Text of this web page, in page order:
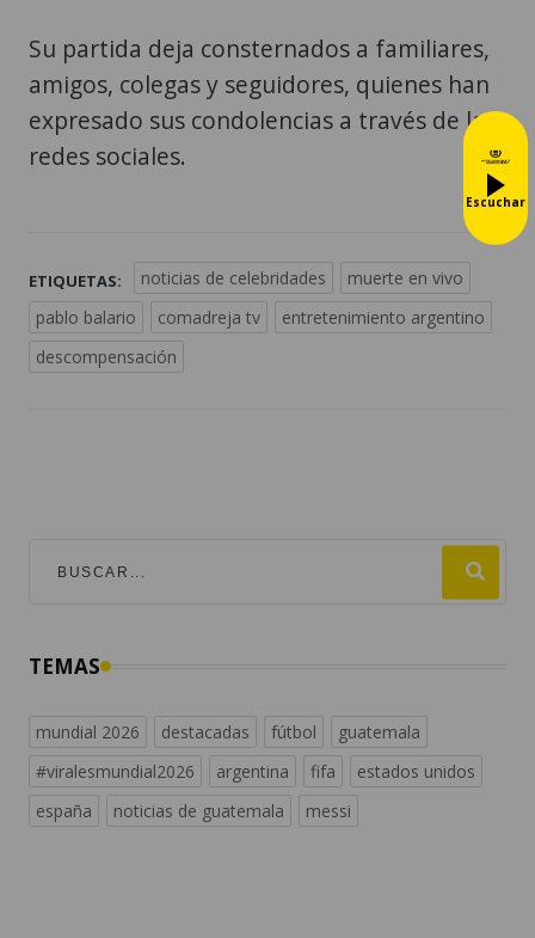
Su partida deja consternados a familiares,
amigos, colegas y seguidores, quienes han
expresado sus condolencias a través de las
redes sociales.
ETIQUETAS: noticias de celebridades
muerte en vivo
pablo balario
comadreja tv
entretenimiento argentino
descompensación
TEMAS
mundial 2026 destacadas fútbol
guatemala
#viralesmundial2026
argentina fifa
estados unidos
españa
noticias de guatemala messi
Escuchar